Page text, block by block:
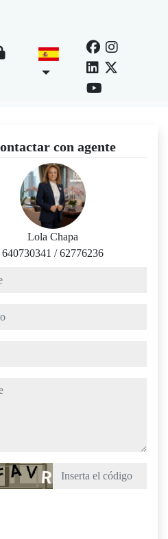
con agente
Lola Chapa
640730341 /62776236